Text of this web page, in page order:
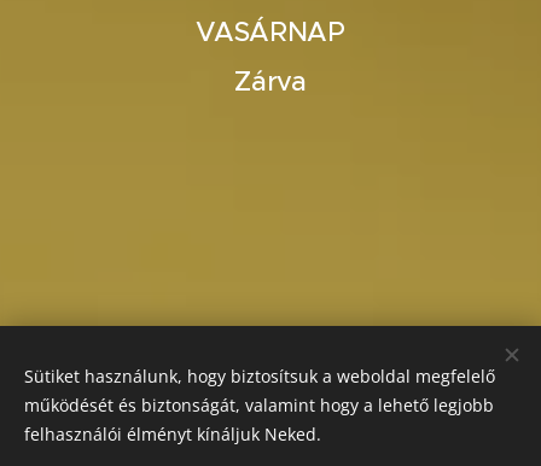
VASÁRNAP
Zárva
Sütiket használunk, hogy biztosítsuk a weboldal megfelelő
működését és biztonságát, valamint hogy a lehető legjobb
felhasználói élményt kínáljuk Neked.